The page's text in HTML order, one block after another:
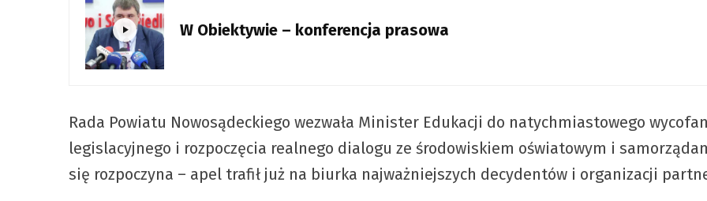
W Obiektywie – konferencja prasowa
Rada Powiatu Nowosądeckiego wezwała Minister Edukacji do natychmiastowego
legislacyjnego i rozpoczęcia realnego dialogu ze środowiskiem oświatowym i
się rozpoczyna – apel trafił już na biurka najważniejszych decydentów i organizacji